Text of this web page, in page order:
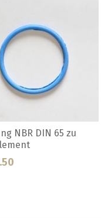
/ Set à
Faltenfilter